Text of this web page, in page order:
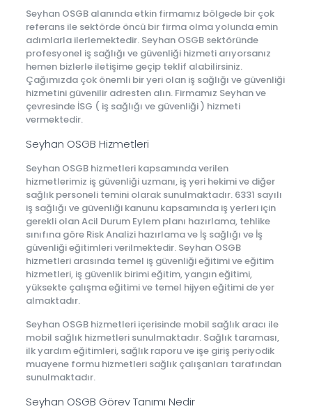
Seyhan OSGB alanında etkin firmamız bölgede bir çok
referans ile sektörde öncü bir firma olma yolunda emin
adımlarla ilerlemektedir. Seyhan OSGB sektöründe
profesyonel iş sağlığı ve güvenliği hizmeti arıyorsanız
hemen bizlerle iletişime geçip teklif alabilirsiniz.
Çağımızda çok önemli bir yeri olan iş sağlığı ve güvenliği
hizmetini güvenilir adresten alın. Firmamız Seyhan ve
çevresinde İSG ( iş sağlığı ve güvenliği ) hizmeti
vermektedir.
Seyhan OSGB Hizmetleri
Seyhan OSGB hizmetleri kapsamında verilen
hizmetlerimiz iş güvenliği uzmanı, iş yeri hekimi ve diğer
sağlık personeli temini olarak sunulmaktadır. 6331 sayılı
iş sağlığı ve güvenliği kanunu kapsamında iş yerleri için
gerekli olan Acil Durum Eylem planı hazırlama, tehlike
sınıfına göre Risk Analizi hazırlama ve İş sağlığı ve İş
güvenliği eğitimleri verilmektedir. Seyhan OSGB
hizmetleri arasında temel iş güvenliği eğitimi ve eğitim
hizmetleri, iş güvenlik birimi eğitim, yangın eğitimi,
yüksekte çalışma eğitimi ve temel hijyen eğitimi de yer
almaktadır.
Seyhan OSGB hizmetleri içerisinde mobil sağlık aracı ile
mobil sağlık hizmetleri sunulmaktadır. Sağlık taraması,
ilk yardım eğitimleri, sağlık raporu ve işe giriş periyodik
muayene formu hizmetleri sağlık çalışanları tarafından
sunulmaktadır.
Seyhan OSGB Görev Tanımı Nedir